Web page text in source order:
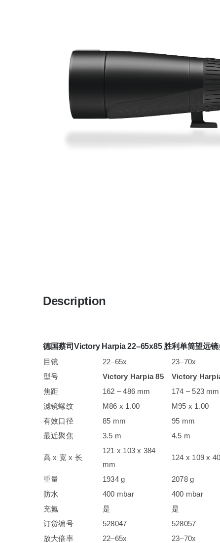
Description
德国蔡司Victory Harpia 22–65x85胜利单筒望远镜
目镜
22–65x
23–70x
型号
Victory Harpia 85
Victory
焦距
162 – 486 mm
174 – 523 mm
滤镜螺纹
M86 x 1.00
M95 x 1.00
有效口径
85 mm
95 mm
最近聚焦
3.5 m 4.5 m
高 x 宽 x 长
121 x 103 x 384
mm
124 x 109 x
重量 1934 g
2078 g
防水
400 mbar
400 mbar
充氮
是
是
订货编号
528047
528057
放大倍率
22–65x
23–70x